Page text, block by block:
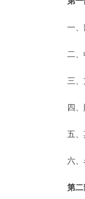
政民互動
一、
二、收
三、支
四、財
五、
六、
第二